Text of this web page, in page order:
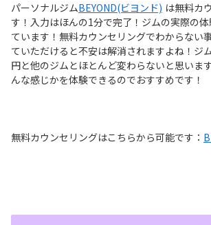
パーソナルジムBEYOND(ビヨンド) は無料カ
す！入力はほんの1分で完了！ジムの実際の
ています！無料カウンセリングでわからない
ていただけると不安は解消されますよね！ジ
円と他のジムとほとんど変わらないと思いま
んな感じかを体験できるのでおすすめです！
無料カウンセリングはこちらから可能です：